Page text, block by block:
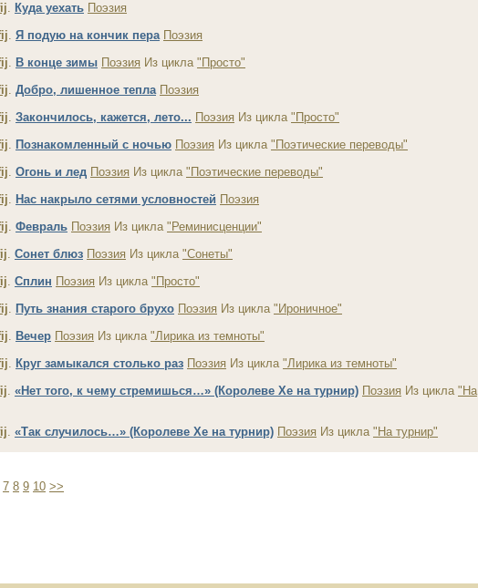
. Куда уехать Поэзия
. Я подую на кончик пера Поэзия
. В конце зимы Поэзия Из цикла "Просто"
. Добро, лишенное тепла Поэзия
. Закончилось, кажется, лето... Поэзия Из цикла "Просто"
. Познакомленный с ночью Поэзия Из цикла "Поэтические переводы"
. Огонь и лед Поэзия Из цикла "Поэтические переводы"
. Нас накрыло сетями условностей Поэзия
. Февраль Поэзия Из цикла "Реминисценции"
. Сонет блюз Поэзия Из цикла "Сонеты"
. Сплин Поэзия Из цикла "Просто"
. Путь знания старого брухо Поэзия Из цикла "Ироничное"
. Вечер Поэзия Из цикла "Лирика из темноты"
. Круг замыкался столько раз Поэзия Из цикла "Лирика из темноты"
. «Нет того, к чему стремишься…» (Королеве Хе на турнир) Поэзия Из цикла "На
. «Так случилось…» (Королеве Хе на турнир) Поэзия Из цикла "На турнир"
7 8 9 10 >>